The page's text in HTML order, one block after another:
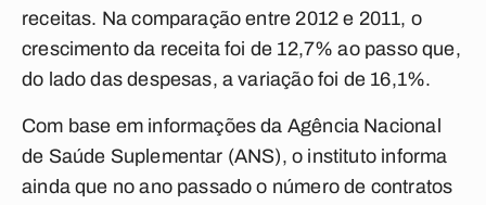
receitas. Na comparação entre 2012 e 2011, o
crescimento da receita foi de 12,7% ao passo que,
do lado das despesas, a variação foi de 16,1%.
Com base em informações da Agência Nacional
de Saúde Suplementar (ANS), o instituto informa
ainda que no ano passado o número de contratos